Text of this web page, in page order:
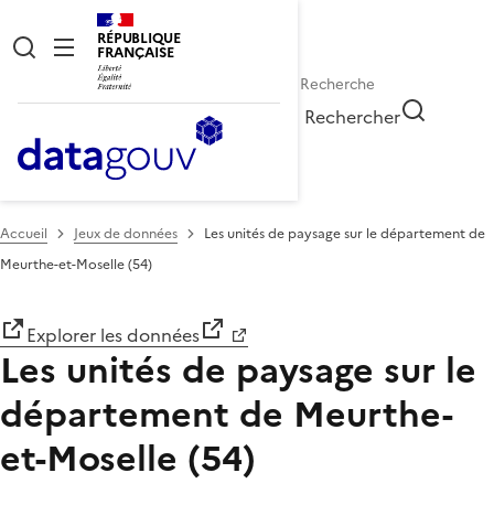
RÉPUBLIQUE
FRANÇAISE
Rechercher
Accueil Jeux de données
Les unités de paysage sur le département de
Meurthe-et-Moselle (54)
Explorer les données
Les unités de paysage sur le
département de Meurthe-
et-Moselle (54)